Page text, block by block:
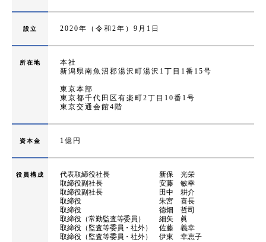
設立 2020年（令和2年）9月1日
所在地
本社
新潟県南魚沼郡湯沢町湯沢1丁目1番15号
東京本部
東京都千代田区有楽町2丁目10番1号
東京交通会館4階
資本金 1億円
役員構成
代表取締役社長 新保 光栄
取締役副社長 安藤 敏幸
取締役副社長 田中 耕介
取締役 朱宮 喜長
取締役 徳畑 哲司
取締役（常勤監査等委員） 細矢 眞
取締役（監査等委員・社外） 佐藤 義幸
取締役（監査等委員・社外） 伊東 幸恵子